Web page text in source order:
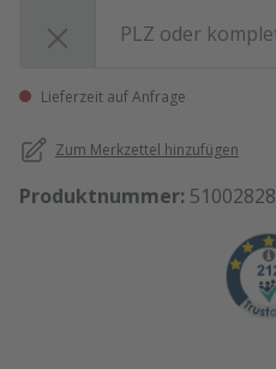
Lieferzeit auf Anfrage
Zum Merkzettel hinzufügen
Produktnummer: 51002828